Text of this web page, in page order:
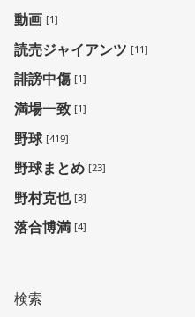
動画 [1]
読売ジャイアンツ [11]
誹謗中傷 [1]
満場一致 [1]
野球 [419]
野球まとめ [23]
野村克也 [3]
落合博満 [4]
検索